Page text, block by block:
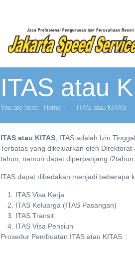
ITAS atau
You are here: Home ITAS atau KITAS
ITAS atau KITAS , ITAS adalah Izin
Terbatas yang dikeluarkan oleh
tahun, namun dapat diperpanjang /2tahun
ITAS dapat dibedakan menjadi beberapa
ITAS Visa Kerja
ITAS Keluarga (ITAS Pasangan)
ITAS Transit
ITAS Visa Pensiun
Prosedur Pembuatan ITAS atau KITAS :